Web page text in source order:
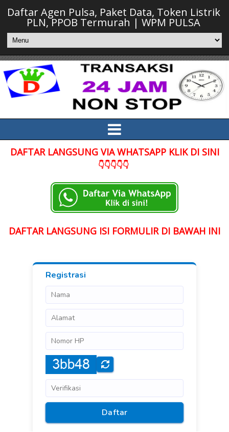
Daftar Agen Pulsa, Paket Data, Token Listrik
PLN, PPOB Termurah | WPM PULSA
DAFTAR LANGSUNG VIA WHATSAPP KLIK DI SINI
👇👇👇👇👇
DAFTAR LANGSUNG ISI FORMULIR DI BAWAH INI